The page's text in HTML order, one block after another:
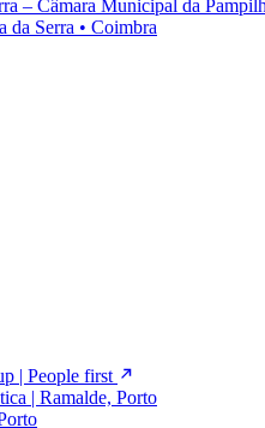
– Câmara Municipal da
da Serra • Coimbra
| People first
| Ramalde, Porto